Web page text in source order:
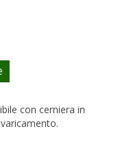
con cerniera in